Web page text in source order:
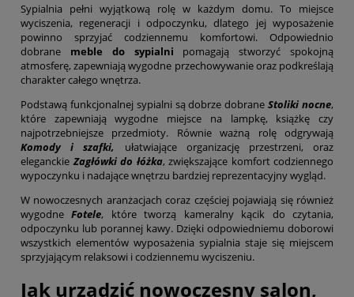
Sypialnia pełni wyjątkową rolę w każdym domu. To miejsce
wyciszenia, regeneracji i odpoczynku, dlatego jej wyposażenie
powinno sprzyjać codziennemu komfortowi. Odpowiednio
dobrane meble do sypialni pomagają stworzyć spokojną
atmosferę, zapewniają wygodne przechowywanie oraz podkreślają
charakter całego wnętrza.
Podstawą funkcjonalnej sypialni są dobrze dobraneStoliki nocne,
które zapewniają wygodne miejsce na lampkę, książkę czy
najpotrzebniejsze przedmioty. Równie ważną rolę odgrywają
Komody i szafki, ułatwiające organizację przestrzeni, oraz
eleganckieZagłówki do łóżka, zwiększające komfort codziennego
wypoczynku i nadające wnętrzu bardziej reprezentacyjny wygląd.
W nowoczesnych aranżacjach coraz częściej pojawiają się również
wygodneFotele, które tworzą kameralny kącik do czytania,
odpoczynku lub porannej kawy. Dzięki odpowiedniemu doborowi
wszystkich elementów wyposażenia sypialnia staje się miejscem
sprzyjającym relaksowi i codziennemu wyciszeniu.
Jak urządzić nowoczesny salon,